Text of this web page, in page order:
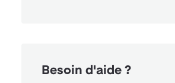
Besoin d'aide ?